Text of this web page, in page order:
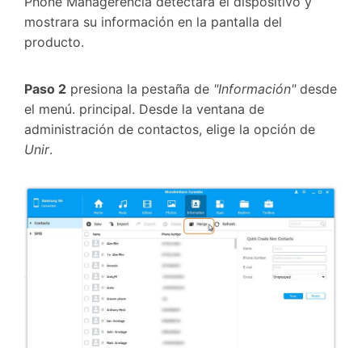
mostrara su información en la pantalla del
producto.
Paso 2 presiona la pestaña de "Información"desde
el menú. principal. Desde la ventana de
administración de contactos, elige la opción de
Unir.